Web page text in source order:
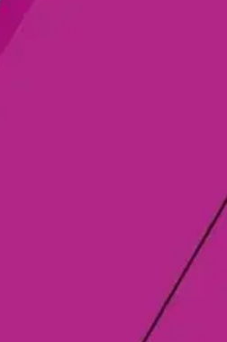
ja kilpailukieltoon
on lisätty runsaasti oikeuskäytäntöä